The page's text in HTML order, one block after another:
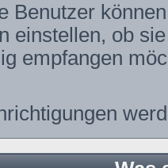
Benutzer
einstellen, ob
empfangen